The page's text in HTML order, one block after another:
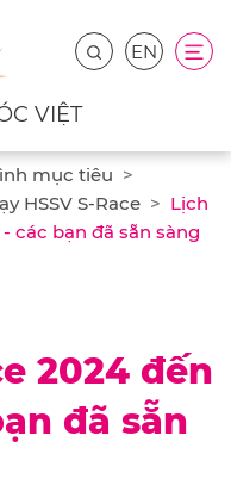
EN
VIỆT
mục tiêu
HSSV S-Race
Lịch
các bạn đã sẵn sàng
2024 đến
đã sẵn